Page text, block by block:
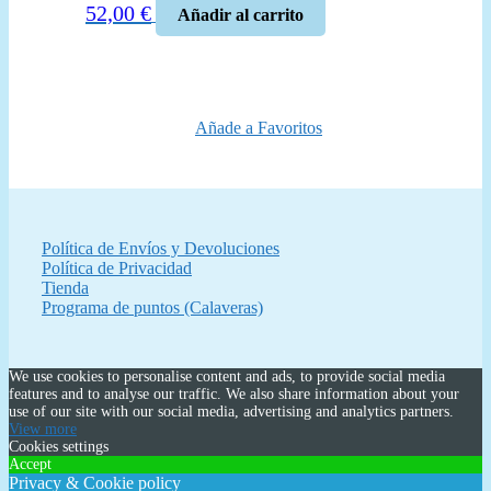
52,00 € Añadir al carrito
Añade a Favoritos
Política de Envíos y Devoluciones
Política de Privacidad
Tienda
Programa de puntos (Calaveras)
We use cookies to personalise content and ads, to provide social media
features and to analyse our traffic. We also share information about your
use of our site with our social media, advertising and analytics partners.
View more
Cookies settings
Accept
Privacy & Cookie policy